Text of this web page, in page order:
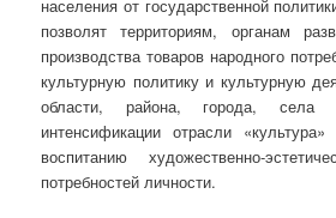
населения от государственной
позволят территориям, органам
производства товаров народного
культурную политику и культурную
области, района, города, села
интенсификации отрасли
воспитанию художественно-
потребностей личности.